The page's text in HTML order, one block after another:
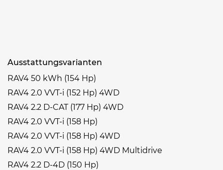
Ausstattungsvarianten
RAV4 50 kWh (154 Hp)
RAV4 2.0 VVT-i (152 Hp) 4WD
RAV4 2.2 D-CAT (177 Hp) 4WD
RAV4 2.0 VVT-i (158 Hp)
RAV4 2.0 VVT-i (158 Hp) 4WD
RAV4 2.0 VVT-i (158 Hp) 4WD Multidrive
RAV4 2.2 D-4D (150 Hp)